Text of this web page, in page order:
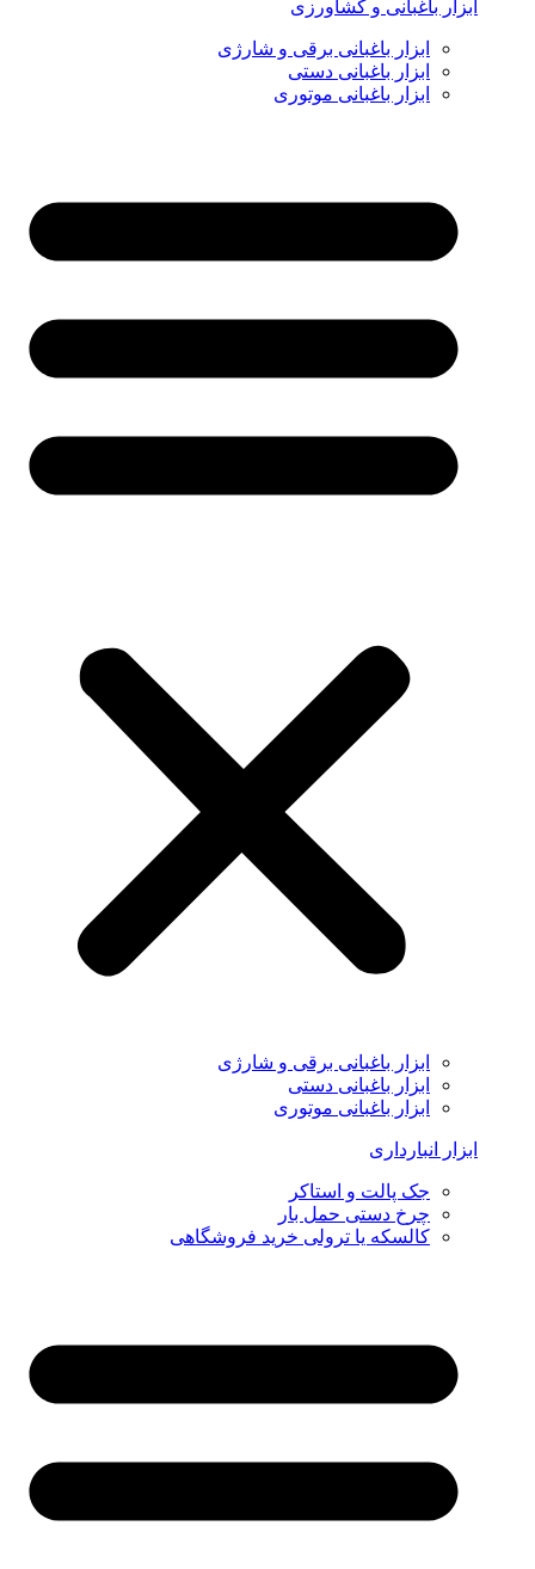
ابزار باغبانی و کشاورزی
ابزار باغبانی برقی و شارژی
ابزار باغبانی دستی
ابزار باغبانی موتوری
ابزار باغبانی برقی و شارژی
ابزار باغبانی دستی
ابزار باغبانی موتوری
ابزار انبارداری
جک پالت و استاکر
چرخ دستی حمل بار
کالسکه یا ترولی خرید فروشگاهی